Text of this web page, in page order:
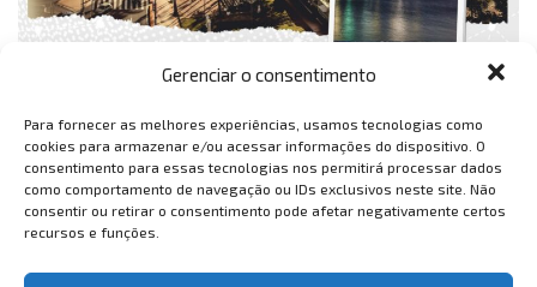
Gerenciar o consentimento
Para fornecer as melhores experiências, usamos tecnologias como
cookies para armazenar e/ou acessar informações do dispositivo. O
consentimento para essas tecnologias nos permitirá processar dados
como comportamento de navegação ou IDs exclusivos neste site. Não
consentir ou retirar o consentimento pode afetar negativamente certos
recursos e funções.